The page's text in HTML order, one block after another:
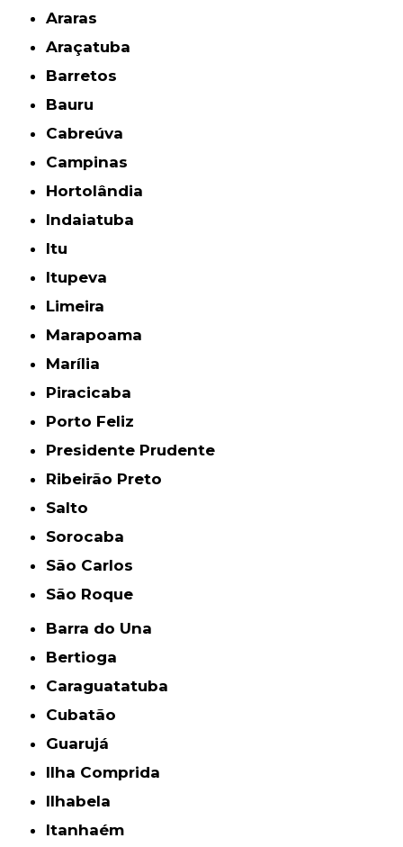
Araras
Araçatuba
Barretos
Bauru
Cabreúva
Campinas
Hortolândia
Indaiatuba
Itu
Itupeva
Limeira
Marapoama
Marília
Piracicaba
Porto Feliz
Presidente Prudente
Ribeirão Preto
Salto
Sorocaba
São Carlos
São Roque
Barra do Una
Bertioga
Caraguatatuba
Cubatão
Guarujá
Ilha Comprida
Ilhabela
Itanhaém